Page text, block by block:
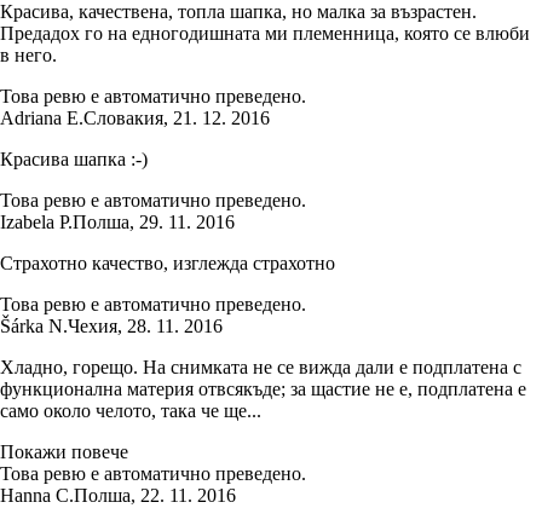
Красива, качествена, топла шапка, но малка за възрастен.
Предадох го на едногодишната ми племенница, която се влюби
в него.
Това ревю е автоматично преведено.
Adriana E.Словакия, 21. 12. 2016
Красива шапка :-)
Това ревю е автоматично преведено.
Izabela P.Полша, 29. 11. 2016
Страхотно качество, изглежда страхотно
Това ревю е автоматично преведено.
Šárka N.Чехия, 28. 11. 2016
Хладно, горещо. На снимката не се вижда дали е подплатена с
функционална материя отвсякъде; за щастие не е, подплатена е
само около челото, така че ще...
Покажи повече
Това ревю е автоматично преведено.
Hanna C.Полша, 22. 11. 2016